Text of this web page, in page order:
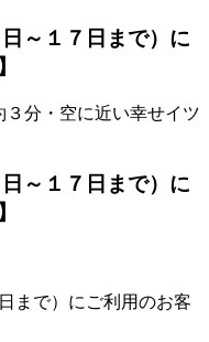
～１７日まで）に
～１７日まで）に
まで）にご利用のお客